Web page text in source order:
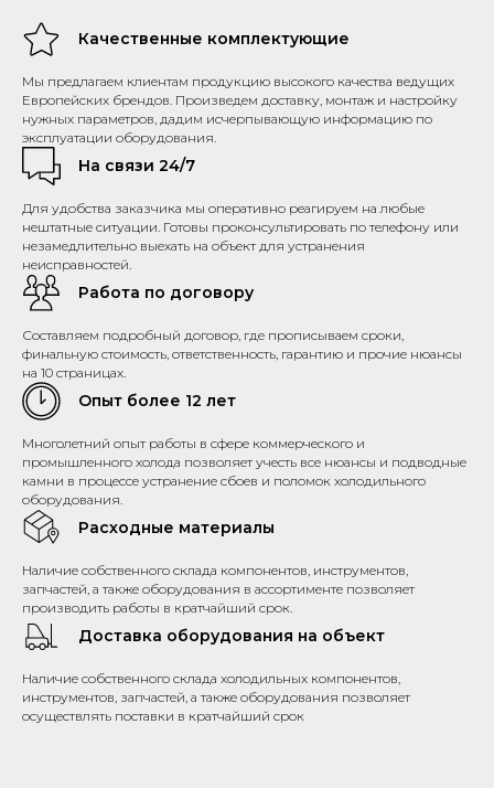
Качественные комплектующие
Мы предлагаем клиентам продукцию высокого качества ведущих
Европейских брендов. Произведем доставку, монтаж и настройку
нужных параметров, дадим исчерпывающую информацию по
эксплуатации оборудования.
На связи 24/7
Для удобства заказчика мы оперативно реагируем на любые
нештатные ситуации. Готовы проконсультировать по телефону или
незамедлительно выехать на объект для устранения
неисправностей.
Работа по договору
Составляем подробный договор, где прописываем сроки,
финальную стоимость, ответственность, гарантию и прочие нюансы
на 10 страницах.
Опыт более 12 лет
Многолетний опыт работы в сфере коммерческого и
промышленного холода позволяет учесть все нюансы и подводные
камни в процессе устранение сбоев и поломок холодильного
оборудования.
Расходные материалы
Наличие собственного склада компонентов, инструментов,
запчастей, а также оборудования в ассортименте позволяет
производить работы в кратчайший срок.
Доставка оборудования на объект
Наличие собственного склада холодильных компонентов,
инструментов, запчастей, а также оборудования позволяет
осуществлять поставки в кратчайший срок